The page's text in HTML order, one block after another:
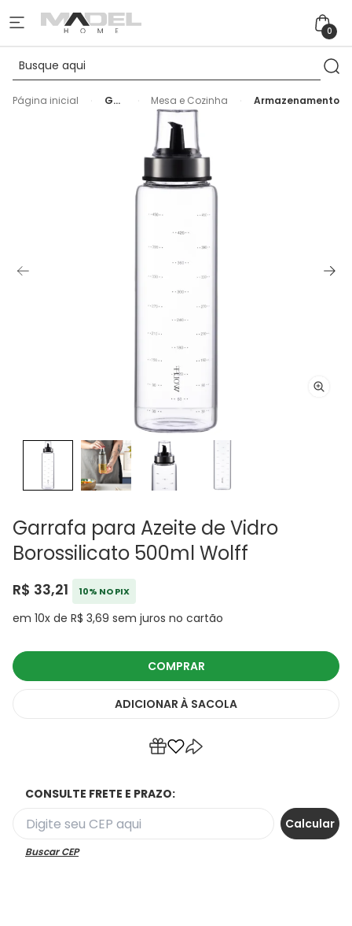
0
Página inicial
Garrafa
Borossilicato
Mesa e Cozinha Armazenamento
Garrafa para Azeite de Vidro
Borossilicato 500ml Wolff
R$ 33,21 10% NO PIX
em 10x de R$ 3,69 sem juros no cartão
COMPRAR
ADICIONAR À SACOLA
CONSULTE FRETE E PRAZO:
Buscar CEP